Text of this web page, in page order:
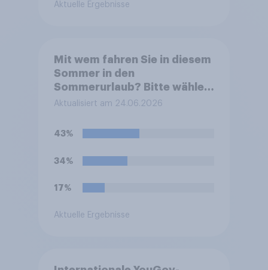
Aktuelle Ergebnisse
Mit wem fahren Sie in diesem
Sommer in den
Sommerurlaub? Bitte wählen
Sie alle zutreffenden
Aktualisiert am 24.06.2026
43%
34%
17%
Aktuelle Ergebnisse